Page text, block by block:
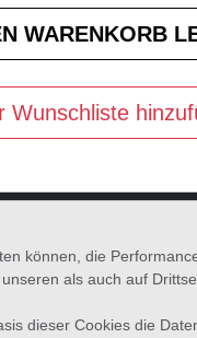
Wunschliste
können, die
als auch auf
dieser Cookies die